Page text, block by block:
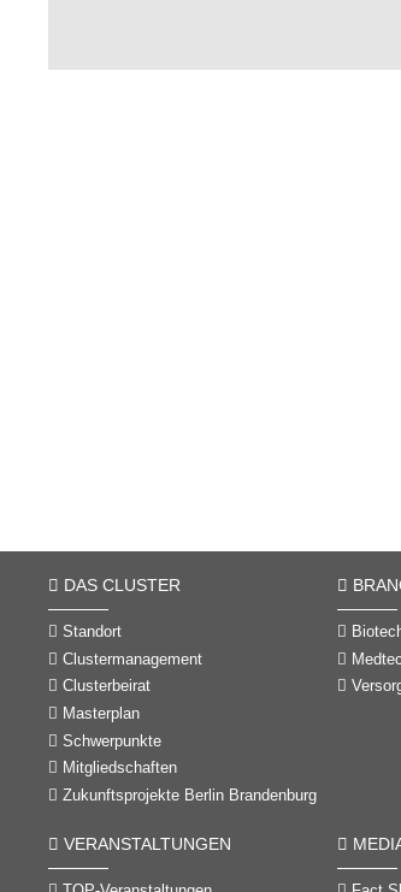
DAS CLUSTER
Standort
Clustermanagement
Clusterbeirat
Masterplan
Schwerpunkte
Mitgliedschaften
Zukunftsprojekte Berlin Brandenburg
VERANSTALTUNGEN